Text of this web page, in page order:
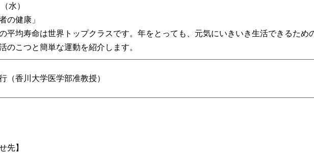
水）
の健康」
平均寿命は世界トップクラスです。年をとっても、元気にいきいき生活できるため
のこつと簡単な運動を紹介します。
（香川大学医学部准教授）
先】